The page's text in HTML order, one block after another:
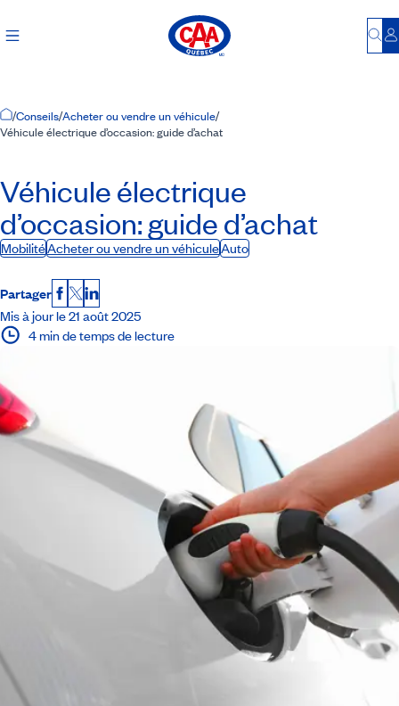
Accueil
/Conseils/Acheter ou vendre un véhicule/
Véhicule électrique d’occasion: guide d’achat
Véhicule électrique
d’occasion: guide d’achat
MobilitéAcheter ou vendre un véhiculeAuto
Partager Facebook
X LinkedIn
Mis à jour le 21 août 2025
4 min de temps de lecture